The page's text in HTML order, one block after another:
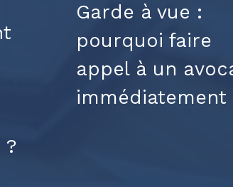
?
Garde à vue :
pourquoi faire
appel à un
immédiatement